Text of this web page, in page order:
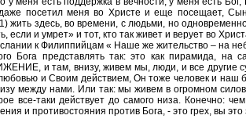
посетил меня во Христе и еще посещает,
жить здесь, во времени, с людьми, но
если и умрет» и тот, кто так живет и верует во
к Филиппийцам « Наше же жительство – на
Бога представлять так: это как пирамида,
и там, внизу, живем мы, люди, и все другие
и Своим действием, Он тоже человек и наш
между нами. Или так: мы живем в огромном
все-таки действует до самого низа. Конечно:
и противостояния против Бога, - это грех, вы это